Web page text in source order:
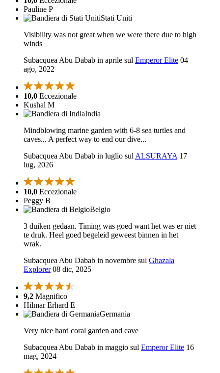
Pauline P
Stati Uniti
Visibility was not great when we were there due to high
winds
Subacquea Abu Dabab in aprile sul Emperor Elite 04
ago, 2022
10,0 Eccezionale
Kushal M
India
Mindblowing marine garden with 6-8 sea turtles and
caves... A perfect way to end our dive...
Subacquea Abu Dabab in luglio sul ALSURAYA 17
lug, 2026
10,0 Eccezionale
Peggy B
Belgio
3 duiken gedaan. Timing was goed want het was er niet
te druk. Heel goed begeleid geweest binnen in het
wrak.
Subacquea Abu Dabab in novembre sul Ghazala
Explorer 08 dic, 2025
9,2 Magnifico
Hilmar Erhard E
Germania
Very nice hard coral garden and cave
Subacquea Abu Dabab in maggio sul Emperor Elite 16
mag, 2024